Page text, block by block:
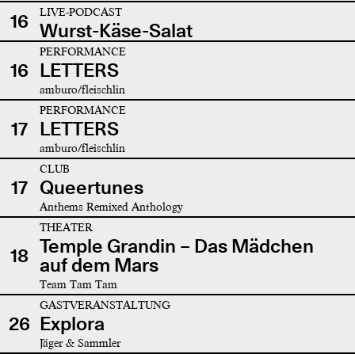
16 LIVE-PODCAST
Wurst-Käse-Salat
16
PERFORMANCE
LETTERS
amburo/fleischlin
17
PERFORMANCE
LETTERS
amburo/fleischlin
17
CLUB
Queertunes
Anthems Remixed Anthology
18
THEATER
Temple Grandin – Das Mädchen
auf dem Mars
Team Tam Tam
26
GASTVERANSTALTUNG
Explora
Jäger & Sammler